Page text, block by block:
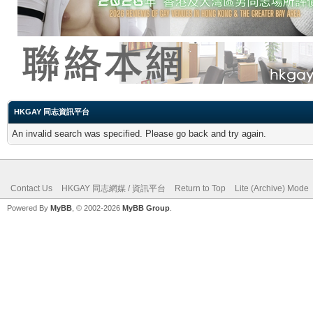
HKGAY 同志資訊平台
An invalid search was specified. Please go back and try again.
Contact Us HKGAY 同志網媒 / 資訊平台 Return to Top Lite (Archive) Mode
Powered By MyBB , © 2002-2026 MyBB Group